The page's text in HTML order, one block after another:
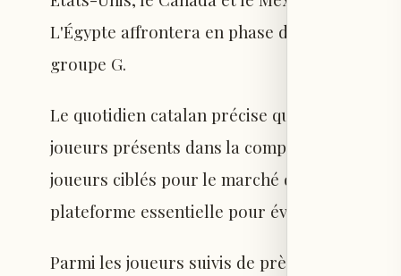
L'Égypte affrontera en phase de groupes la
groupe G.
Le quotidien catalan précise que Barcelone
joueurs présents dans la compétition, mais
joueurs ciblés pour le marché des transferts.
plateforme essentielle pour évaluer de
Parmi les joueurs suivis de près par la